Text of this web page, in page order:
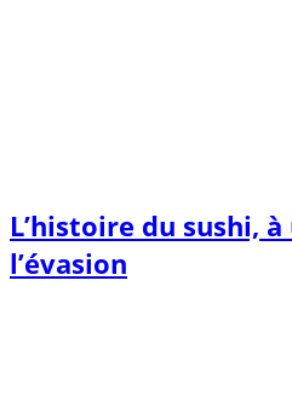
L’histoire du sushi,
l’évasion